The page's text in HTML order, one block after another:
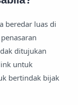
beredar luas di
ditujukan
untuk
bertindak bijak